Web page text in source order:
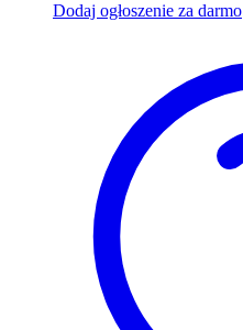
Dodaj ogłoszenie za darmo